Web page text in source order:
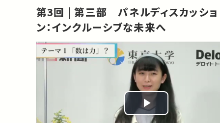
第3回 | 第三部 パネルディスカッショ
ン：インクルーシブな未来へ
Play